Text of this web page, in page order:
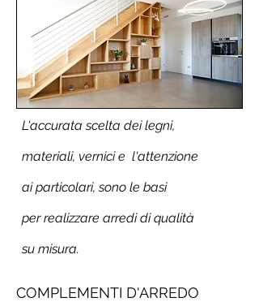
L'accurata scelta dei legni,
materiali, vernici e l'attenzione
ai particolari, sono le basi
per realizzare arredi di qualità
su misura.
COMPLEMENTI D'ARREDO